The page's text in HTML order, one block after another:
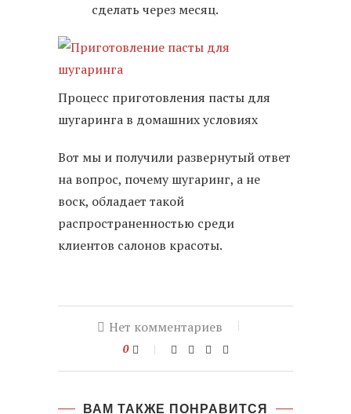
сделать через месяц.
Процесс приготовления пасты для
шугаринга в домашних условиях
Вот мы и получили развернутый ответ
на вопрос, почему шугаринг, а не
воск, обладает такой
распространенностью среди
клиентов салонов красоты.
Нет комментариев
0
ВАМ ТАКЖЕ ПОНРАВИТСЯ